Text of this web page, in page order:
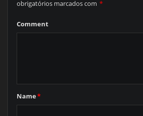
obrigatórios marcados com *
Comment
Name*